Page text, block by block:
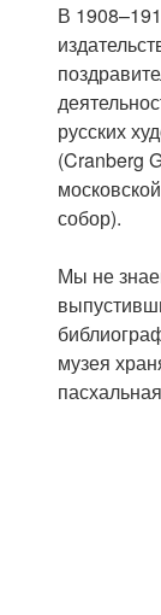
В
русских
(Cranberg
собор).
Мы не
музея